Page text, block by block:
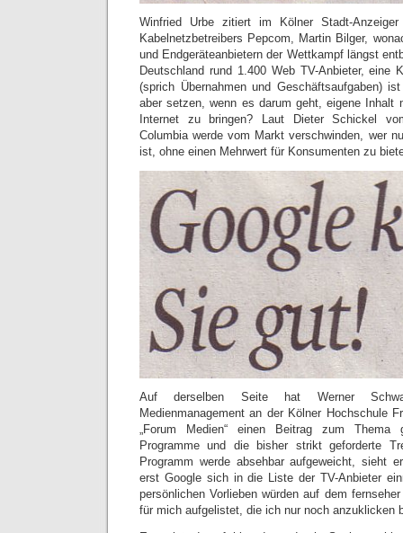
Winfried Urbe zitiert im Kölner Stadt-
Kabelnetzbetreibers Pepcom, Martin Bilger,
und Endgeräteanbietern der Wettkampf längst
Deutschland rund 1.400 Web TV-Anbieter, eine
(sprich Übernahmen und Geschäftsaufgaben)
aber setzen, wenn es darum geht, eigene Inhalt
Internet zu bringen? Laut Dieter Schickel
Columbia werde vom Markt verschwinden, wer
ist, ohne einen Mehrwert für Konsumenten zu
Auf derselben Seite hat Werner
Medienmanagement an der Kölner Hochschule
„Forum Medien“ einen Beitrag zum
Programme und die bisher strikt geforderte
Programm werde absehbar aufgeweicht, sieht
erst Google sich in die Liste der TV-Anbieter
persönlichen Vorlieben würden auf dem
für mich aufgelistet, die ich nur noch anzuklicken